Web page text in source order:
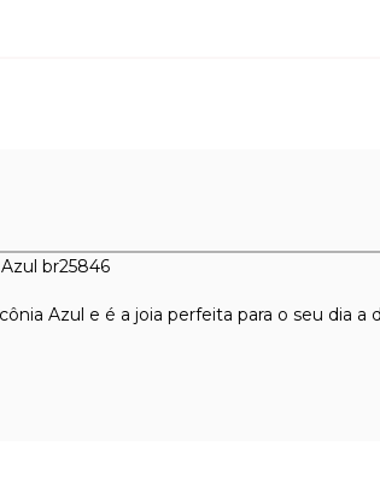
br25846
Azul e é a joia perfeita para o seu dia a